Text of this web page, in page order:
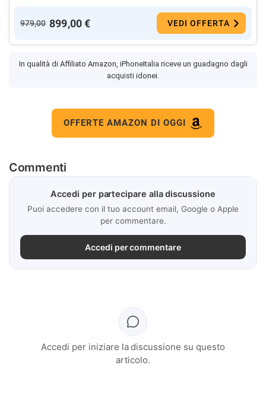
979,00 899,00 € VEDI OFFERTA
In qualità di Affiliato Amazon, iPhoneItalia riceve un guadagno dagli
acquisti idonei.
OFFERTE AMAZON DI OGGI
Commenti
Accedi per partecipare alla discussione
Puoi accedere con il tuo account email, Google o Apple
per commentare.
Accedi per commentare
Accedi per iniziare la discussione su questo
articolo.